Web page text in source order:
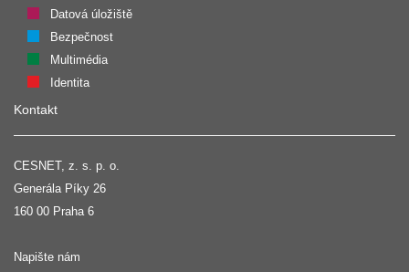
Datová úložiště
Bezpečnost
Multimédia
Identita
Kontakt
CESNET, z. s. p. o.
Generála Píky 26
160 00 Praha 6
Napište nám